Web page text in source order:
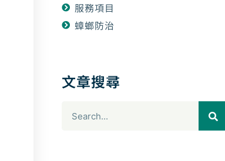
服務項目
蟑螂防治
文章搜尋